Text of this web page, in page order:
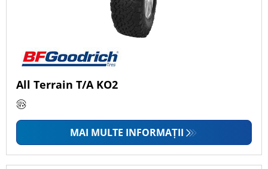
All Terrain T/A KO2
MAI MULTE INFORMAȚII